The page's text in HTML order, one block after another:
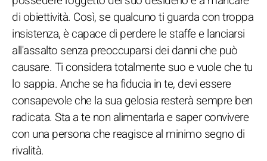
di obiettività. Così, se qualcuno ti guarda con troppa
insistenza, è capace di perdere le staffe e lanciarsi
all'assalto senza preoccuparsi dei danni che può
causare. Ti considera totalmente suo e vuole che tu
lo sappia. Anche se ha fiducia in te, devi essere
consapevole che la sua gelosia resterà sempre ben
radicata. Sta a te non alimentarla e saper convivere
con una persona che reagisce al minimo segno di
rivalità.